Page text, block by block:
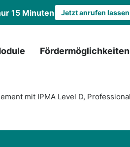
15 Minuten Jetzt anrufen lassen
Fördermöglichkeiten
mit IPMA Level D,